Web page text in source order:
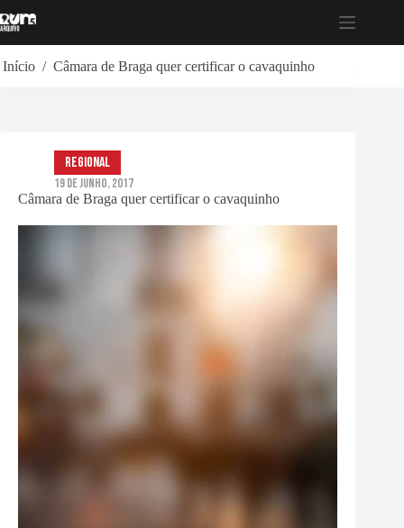
para
Início / Câmara de Braga quer certificar o cavaquinho
Câmara de Braga quer certificar o cavaquinho
Regional
19 de Junho, 2017